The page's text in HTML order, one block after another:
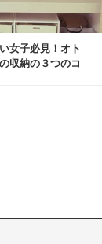
女子必見！オト
収納の３つのコ